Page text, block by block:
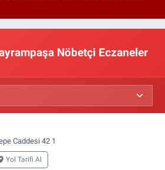
Nöbetçi Eczaneler
Caddesi 42 1
Yol Tarifi Al